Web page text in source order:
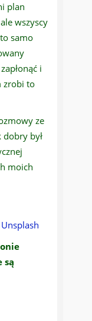
plan
wszyscy
samo
i
zrobi to
ze
był
moich
Unsplash
są